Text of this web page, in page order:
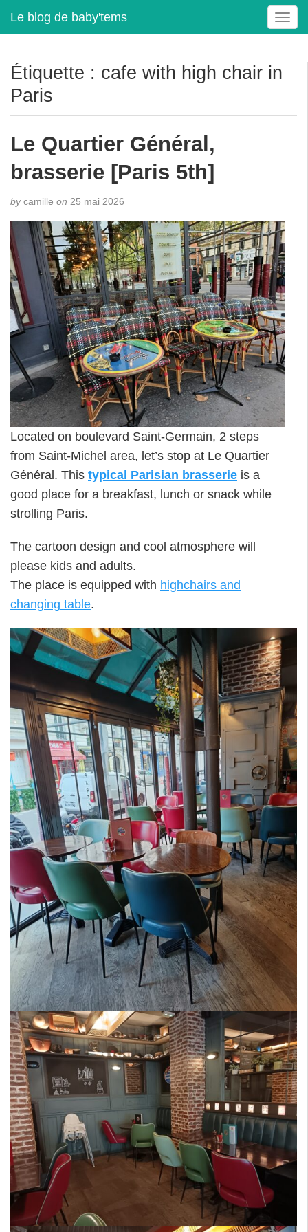
Le blog de baby'tems
T
o
l
o
n
Étiquette : cafe with high chair in
Paris
Le Quartier Général,
brasserie [Paris 5th]
bycamille on 25 mai 2026
Located on boulevard Saint-Germain, 2 steps
from Saint-Michel area, let’s stop at Le Quartier
Général. This typical Parisian brasserie is a
good place for a breakfast, lunch or snack while
strolling Paris.
The cartoon design and cool atmosphere will
please kids and adults.
The place is equipped with highchairs and
changing table.